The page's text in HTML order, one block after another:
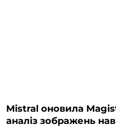
Mistral оновила
аналіз зображень